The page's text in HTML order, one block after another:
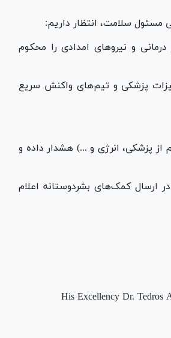
مسئول سلامت، انتظار داریم:
و نیرو‌های امدادی را محکوم
پزشکی و تیم‌های واکنش سریع
پزشکی، انرژی و ...) هشدار داده و
ارسال کمک‌های بشردوستانه اعلام
His Excellency Dr. Tedros